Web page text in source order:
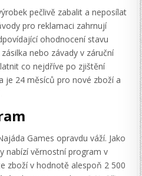
pečlivě zabalit a neposílat
pro reklamaci zahrnují
ohodnocení stavu
nebo závady v záruční
co nejdříve po zjištění
je 24 měsíců pro nové zboží a
Games opravdu váží. Jako
nabízí věrnostní program v
zboží v hodnotě alespoň 2 500